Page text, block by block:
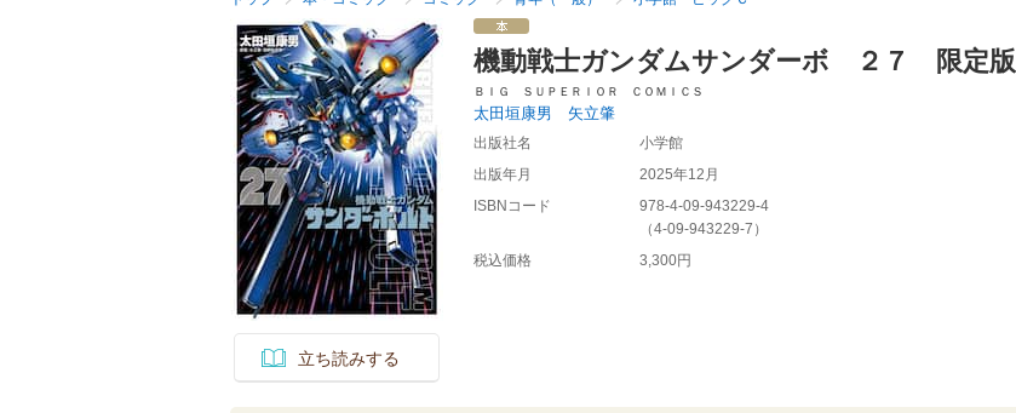
立ち読みする
機動戦士ガンダムサンダーボ ２７ 限定版
ＢＩＧ ＳＵＰＥＲＩＯＲ ＣＯＭＩＣＳ
太田垣康男 矢立肇
出版社名
小学館
出版年月
2025年12月
ISBNコード
978-4-09-943229-4
（4-09-943229-7 ）
税込価格
3,300円